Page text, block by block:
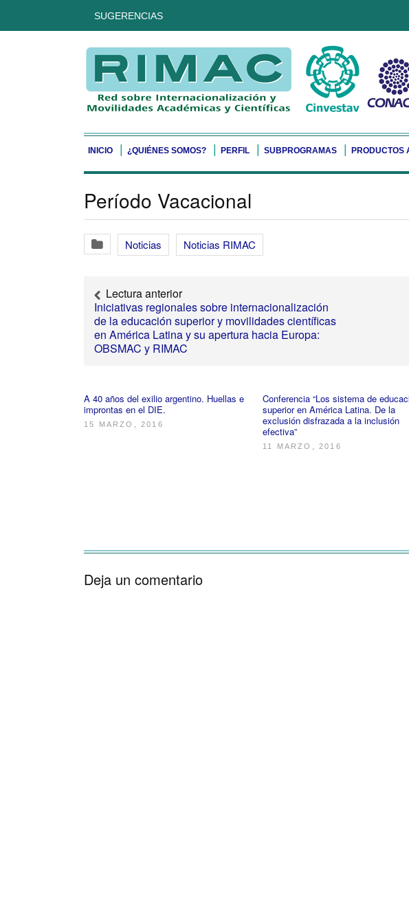
SUGERENCIAS
INICIO ¿QUIÉNES SOMOS? PERFIL SUBPROGRAMAS PRODUCTOS
Período Vacacional
Noticias Noticias RIMAC
Lectura anterior
Iniciativas regionales sobre internacionalización
de la educación superior y movilidades científicas
en América Latina y su apertura hacia Europa:
OBSMAC y RIMAC
A 40 años del exilio argentino. Huellas e
improntas en el DIE.
15 MARZO, 2016
Conferencia “Los sistema de
superior en América Latina. De la
exclusión disfrazada a la inclusión
efectiva”
11 MARZO, 2016
Deja un comentario